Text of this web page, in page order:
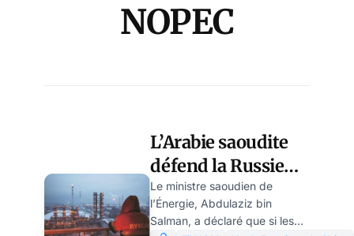
NOPEC
L’Arabie saoudite
défend la Russie
dans le conflit
pétrolier, par
Le ministre saoudien de
l’Énergie, Abdulaziz bin
Salman, a déclaré que si les